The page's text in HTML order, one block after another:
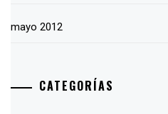
mayo 2012
CATEGORÍAS